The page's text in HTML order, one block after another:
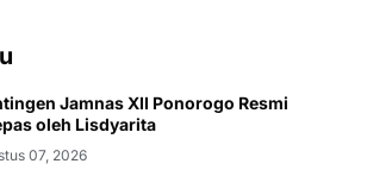
Jamnas XII Ponorogo Resmi
oleh Lisdyarita
07, 2026